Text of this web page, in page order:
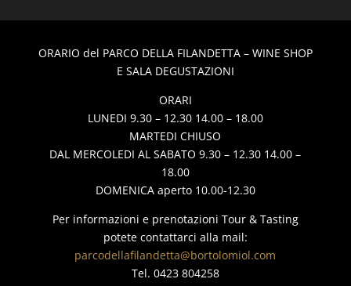
ORARIO del PARCO DELLA FILANDETTA – WINE SHOP
E SALA DEGUSTAZIONI
ORARI
LUNEDI 9.30 – 12.30 14.00 – 18.00
MARTEDI CHIUSO
DAL MERCOLEDI AL SABATO 9.30 – 12.30 14.00 –
18.00
DOMENICA aperto 10.00-12.30
Per informazioni e prenotazioni Tour & Tasting
potete contattarci alla mail:
parcodellafilandetta@bortolomiol.com
Tel. 0423 804258